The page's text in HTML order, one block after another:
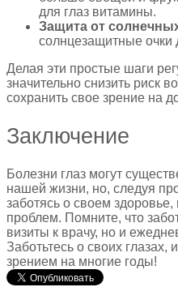
для глаз витамины.
Защита от
солнцезащитные
Делая эти простые шаги
значительно снизить риск
сохранить свое зрение на
Заключение
Болезни глаз могут
нашей жизни, но, следуя
заботясь о своем
проблем. Помните, что
визиты к врачу, но и
Заботьтесь о своих
зрением на многие годы!